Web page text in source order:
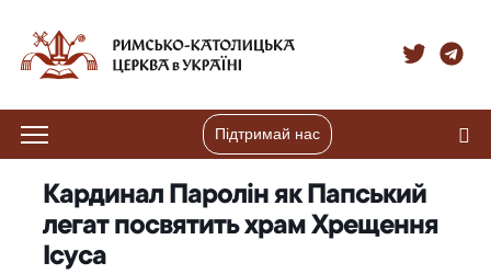
Підтримай нас
Кардинал Паролін як Папський
легат посвятить храм Хрещення
Ісуса